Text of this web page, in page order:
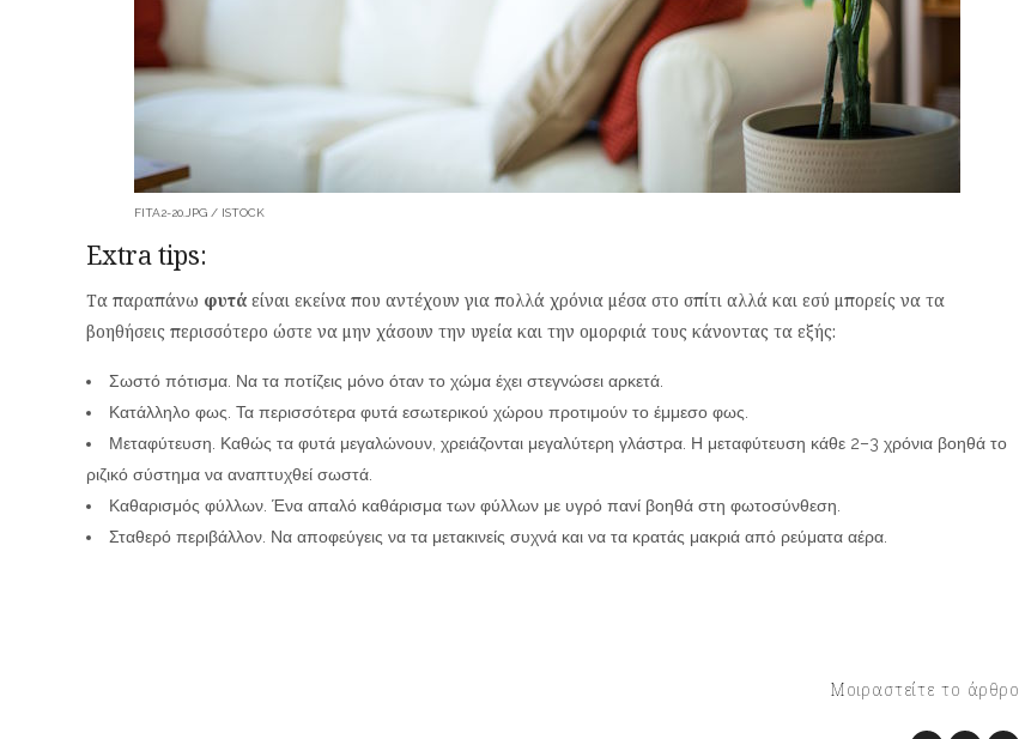
FITA2-20.JPG / ISTOCK
Extra tips:
Τα παραπάνω φυτά είναι εκείνα που αντέχουν για πολλά χρόνια μέσα στο σπίτι αλλά και εσύ μπορείς να τα
βοηθήσεις περισσότερο ώστε να μην χάσουν την υγεία και την ομορφιά τους κάνοντας τα εξής:
Σωστό πότισμα. Να τα ποτίζεις μόνο όταν το χώμα έχει στεγνώσει αρκετά.
Κατάλληλο φως. Τα περισσότερα φυτά εσωτερικού χώρου προτιμούν το έμμεσο φως.
Μεταφύτευση. Καθώς τα φυτά μεγαλώνουν, χρειάζονται μεγαλύτερη γλάστρα. Η μεταφύτευση κάθε 2–3 χρόνια βοηθά το
ριζικό σύστημα να αναπτυχθεί σωστά.
Καθαρισμός φύλλων. Ένα απαλό καθάρισμα των φύλλων με υγρό πανί βοηθά στη φωτοσύνθεση.
Σταθερό περιβάλλον. Να αποφεύγεις να τα μετακινείς συχνά και να τα κρατάς μακριά από ρεύματα αέρα.
Μοιραστείτε το άρθρο